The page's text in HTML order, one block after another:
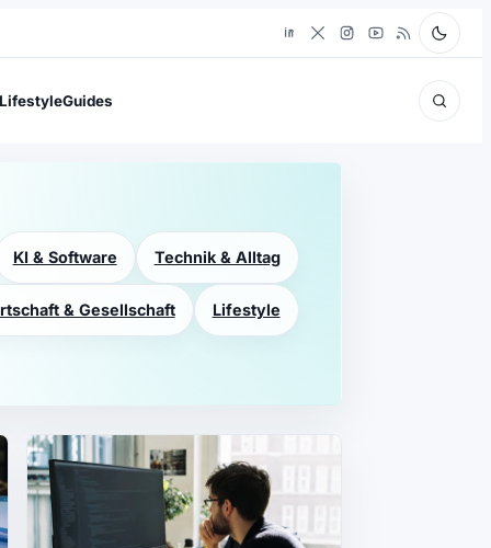
LifestyleGuides
KI & Software Technik & Alltag
& Gesellschaft Lifestyle